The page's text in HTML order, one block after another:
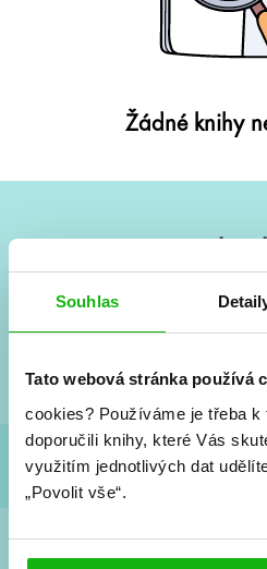
Souhlas
Tato webová stránka používá
cookies? Používáme je třeba
doporučili knihy, které Vás
využitím jednotlivých dat
„Povolit vše“.
Žádné knihy
Vše kolem #youngadult
a seriálové
Souhlasím spodmínkami